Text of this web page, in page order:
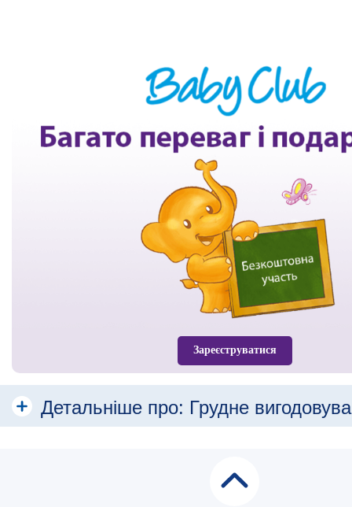
Зареєструватися
Детальніше про: Грудне